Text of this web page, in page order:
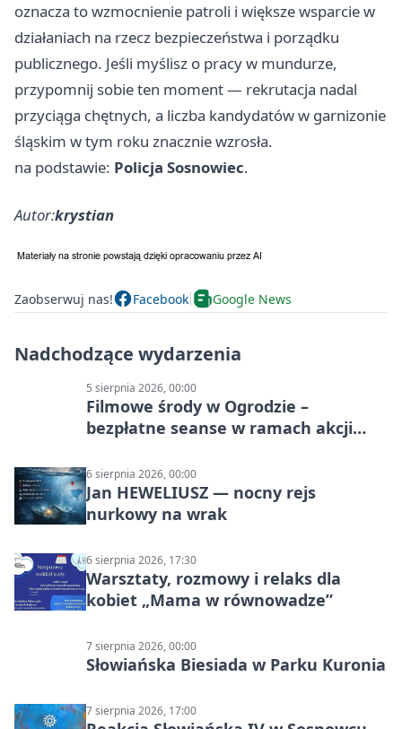
oznacza to wzmocnienie patroli i większe wsparcie w
działaniach na rzecz bezpieczeństwa i porządku
publicznego. Jeśli myślisz o pracy w mundurze,
przypomnij sobie ten moment — rekrutacja nadal
przyciąga chętnych, a liczba kandydatów w garnizonie
śląskim w tym roku znacznie wzrosła.
na podstawie: Policja Sosnowiec.
Autor:krystian
Zaobserwuj nas! Facebook Google News
Nadchodzące wydarzenia
5 sierpnia 2026, 00:00
Filmowe środy w Ogrodzie –
bezpłatne seanse w ramach akcji
kulturalne – edycja II”
6 sierpnia 2026, 00:00
Jan HEWELIUSZ — nocny rejs
nurkowy na wrak
6 sierpnia 2026, 17:30
Warsztaty, rozmowy i relaks dla
kobiet „Mama w równowadze”
7 sierpnia 2026, 00:00
Słowiańska Biesiada w Parku Kuronia
7 sierpnia 2026, 17:00